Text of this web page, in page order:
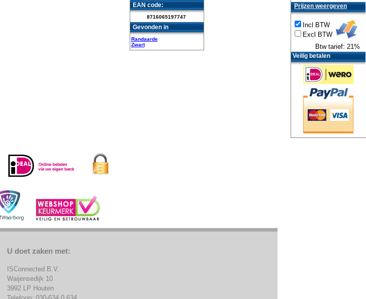
EAN code:
8716065197747
Gevonden in
Randaarde
Zwart
Prijzen weergeven
Incl BTW
Excl BTW
Btw tarief: 21%
Veilig betalen
U doet zaken met:
ISConnected B.V.
Waijensedijk 10
3992 LP Houten